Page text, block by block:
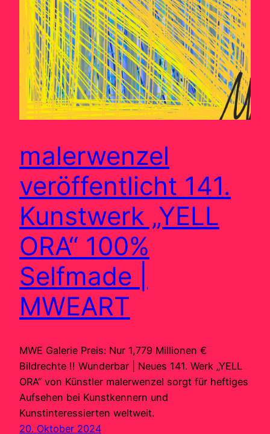
malerwenzel
veröffentlicht 141.
Kunstwerk „YELL
ORA“ 100%
Selfmade |
MWEART
MWE Galerie Preis: Nur 1,779 Millionen €
Bildrechte !! Wunderbar | Neues 141. Werk „YELL
ORA“ von Künstler malerwenzel sorgt für heftiges
Aufsehen bei Kunstkennern und
Kunstinteressierten weltweit.
20. Oktober 2024